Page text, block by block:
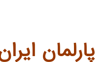
پارلمان